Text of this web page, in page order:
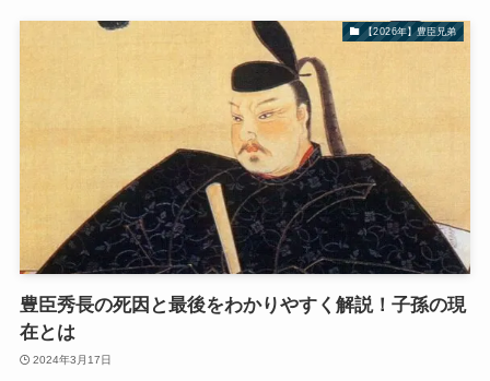
【2026年】豊臣兄弟
豊臣秀長の死因と最後をわかりやすく解説！子孫の現
在とは
2024年3月17日